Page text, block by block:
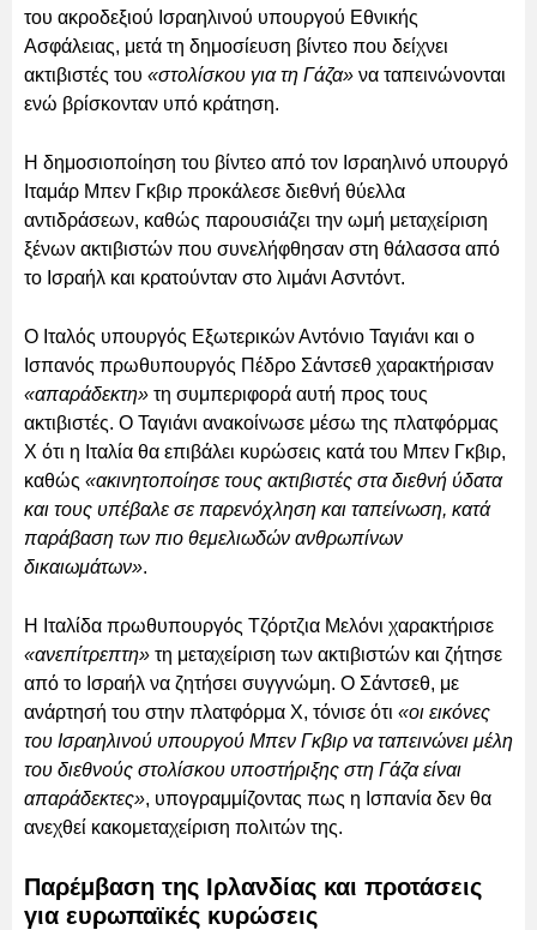
του ακροδεξιού Ισραηλινού υπουργού Εθνικής
Ασφάλειας, μετά τη δημοσίευση βίντεο που δείχνει
ακτιβιστές του «στολίσκου για τη Γάζα» να ταπεινώνονται
ενώ βρίσκονταν υπό κράτηση.
Η δημοσιοποίηση του βίντεο από τον Ισραηλινό υπουργό
Ιταμάρ Μπεν Γκβιρ προκάλεσε διεθνή θύελλα
αντιδράσεων, καθώς παρουσιάζει την ωμή μεταχείριση
ξένων ακτιβιστών που συνελήφθησαν στη θάλασσα από
το Ισραήλ και κρατούνταν στο λιμάνι Ασντόντ.
Ο Ιταλός υπουργός Εξωτερικών Αντόνιο Ταγιάνι και ο
Ισπανός πρωθυπουργός Πέδρο Σάντσεθ χαρακτήρισαν
«απαράδεκτη» τη συμπεριφορά αυτή προς τους
ακτιβιστές. Ο Ταγιάνι ανακοίνωσε μέσω της πλατφόρμας
Χ ότι η Ιταλία θα επιβάλει κυρώσεις κατά του Μπεν Γκβιρ,
καθώς «ακινητοποίησε τους ακτιβιστές στα διεθνή ύδατα
και τους υπέβαλε σε παρενόχληση και ταπείνωση, κατά
παράβαση των πιο θεμελιωδών ανθρωπίνων
δικαιωμάτων».
Η Ιταλίδα πρωθυπουργός Τζόρτζια Μελόνι χαρακτήρισε
«ανεπίτρεπτη» τη μεταχείριση των ακτιβιστών και ζήτησε
από το Ισραήλ να ζητήσει συγγνώμη. Ο Σάντσεθ, με
ανάρτησή του στην πλατφόρμα Χ, τόνισε ότι «οι εικόνες
του Ισραηλινού υπουργού Μπεν Γκβιρ να ταπεινώνει μέλη
του διεθνούς στολίσκου υποστήριξης στη Γάζα είναι
απαράδεκτες», υπογραμμίζοντας πως η Ισπανία δεν θα
ανεχθεί κακομεταχείριση πολιτών της.
Παρέμβαση της Ιρλανδίας και προτάσεις
για ευρωπαϊκές κυρώσεις